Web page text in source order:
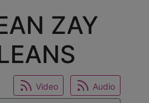
ZAY
Video Audio